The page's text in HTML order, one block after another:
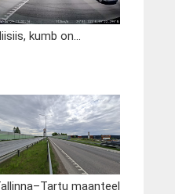
kumb on...
maanteel